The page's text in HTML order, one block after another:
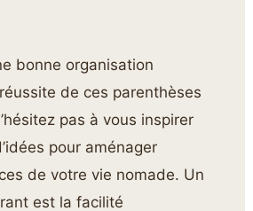
bonne organisation
de ces parenthèses
pas à vous inspirer
pour aménager
de votre vie nomade. Un
est la facilité